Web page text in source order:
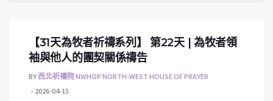
【31天為牧者祈禱系列】 第22天 | 為牧者領
袖與他人的團契關係禱告
BY西北祈禱院 NWHOP NORTH-WEST HOUSE OF PRAYER
2026-04-15